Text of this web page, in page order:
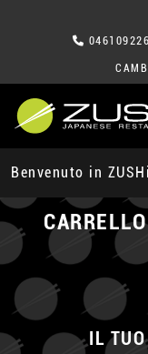
Benvenuto in
CARRELLO
IL TUO